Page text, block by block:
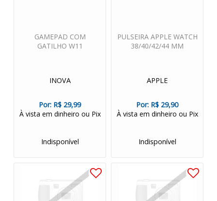
GAMEPAD COM
GATILHO W11
INOVA
Por: R$ 29,99
À vista em dinheiro ou Pix
Indisponível
PULSEIRA APPLE WATCH
38/40/42/44 MM
APPLE
Por: R$ 29,90
À vista em dinheiro ou Pix
Indisponível